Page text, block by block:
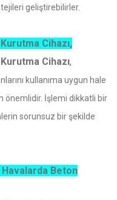
geliştirebilirler.
Cihazı,
Cihazı,
kullanıma uygun hale
önemlidir. İşlemi dikkatli bir
sorunsuz bir şekilde
Beton